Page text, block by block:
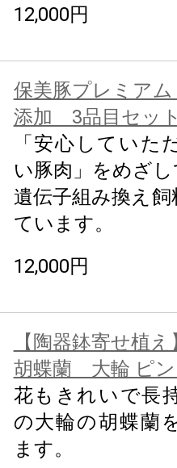
12,000円
保美豚プレミア
添加 3品目セッ
「安心していた
い豚肉」をめざ
遺伝子組み換え
ています。
12,000円
【陶器鉢寄せ植
胡蝶蘭 大輪 ピ
花もきれいで長
の大輪の胡蝶蘭
ます。